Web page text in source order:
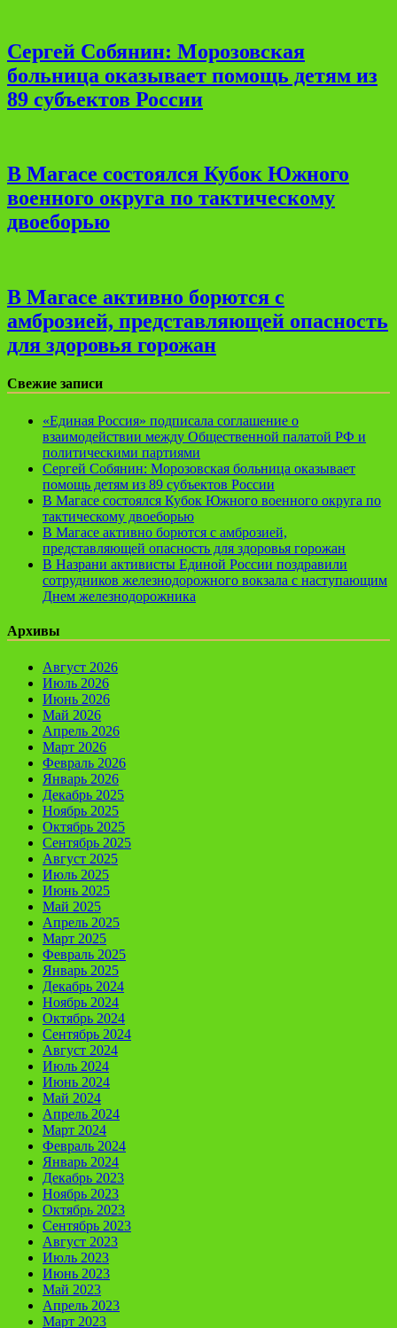
Сергей Собянин: Морозовская
больница оказывает помощь детям из
89 субъектов России
В Магасе состоялся Кубок Южного
военного округа по тактическому
двоеборью
В Магасе активно борются с
амброзией, представляющей опасность
для здоровья горожан
Свежие записи
«Единая Россия» подписала соглашение о
взаимодействии между Общественной палатой РФ и
политическими партиями
Сергей Собянин: Морозовская больница оказывает
помощь детям из 89 субъектов России
В Магасе состоялся Кубок Южного военного округа по
тактическому двоеборью
В Магасе активно борются с амброзией,
представляющей опасность для здоровья горожан
В Назрани активисты Единой России поздравили
сотрудников железнодорожного вокзала с наступающим
Днем железнодорожника
Архивы
Август 2026
Июль 2026
Июнь 2026
Май 2026
Апрель 2026
Март 2026
Февраль 2026
Январь 2026
Декабрь 2025
Ноябрь 2025
Октябрь 2025
Сентябрь 2025
Август 2025
Июль 2025
Июнь 2025
Май 2025
Апрель 2025
Март 2025
Февраль 2025
Январь 2025
Декабрь 2024
Ноябрь 2024
Октябрь 2024
Сентябрь 2024
Август 2024
Июль 2024
Июнь 2024
Май 2024
Апрель 2024
Март 2024
Февраль 2024
Январь 2024
Декабрь 2023
Ноябрь 2023
Октябрь 2023
Сентябрь 2023
Август 2023
Июль 2023
Июнь 2023
Май 2023
Апрель 2023
Март 2023